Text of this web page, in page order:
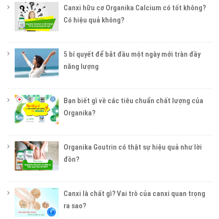
Canxi hữu cơ Organika Calcium có tốt không?
Có hiệu quả không?
5 bí quyết để bắt đầu một ngày mới tràn đầy
năng lượng
Bạn biết gì về các tiêu chuẩn chất lượng của
Organika?
Organika Goutrin có thật sự hiệu quả như lời
đồn?
Canxi là chất gì? Vai trò của canxi quan trọng
ra sao?